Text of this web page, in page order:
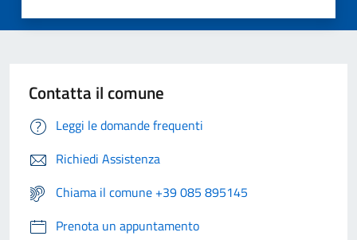
Contatta il comune
Leggi le domande frequenti
Richiedi Assistenza
Chiama il comune +39 085 895145
Prenota un appuntamento